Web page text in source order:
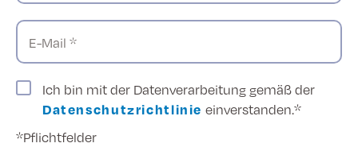
E-Mail *
Ich bin mit der Datenverarbeitung gemäß der
Datenschutzrichtlinie einverstanden.*
*Pflichtfelder